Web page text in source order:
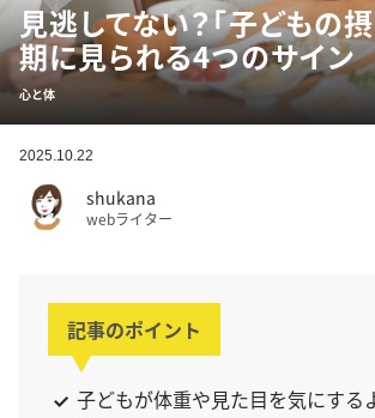
見逃してない？「子どもの
期に見られる4つのサイン
心と体
2025.10.22
shukana
webライター
記事のポイント
子どもが体重や見た目を気にする